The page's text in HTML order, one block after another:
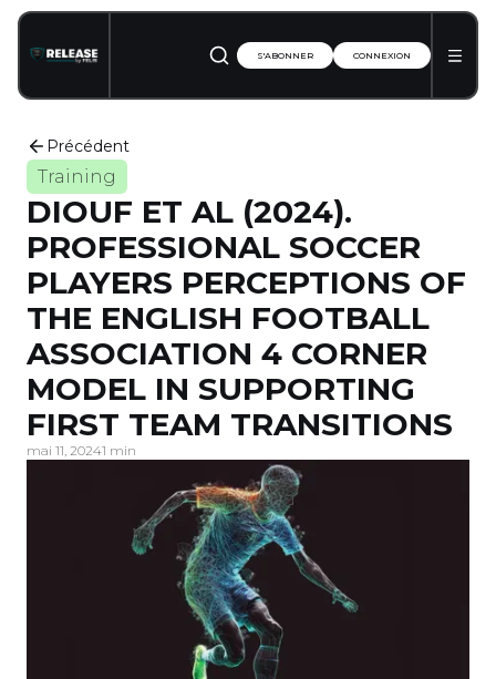
S'ABONNER CONNEXION
Précédent
Training
DIOUF ET AL (2024).
PROFESSIONAL SOCCER
PLAYERS PERCEPTIONS OF
THE ENGLISH FOOTBALL
ASSOCIATION 4 CORNER
MODEL IN SUPPORTING
FIRST TEAM TRANSITIONS
mai 11, 20241 min